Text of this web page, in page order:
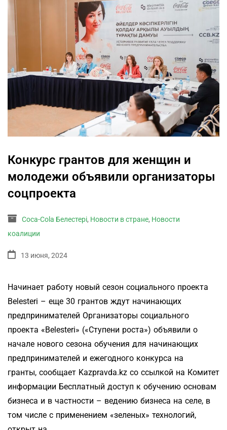
Конкурс грантов для женщин и
молодежи объявили организаторы
соцпроекта
Coca-Cola Белестері, Новости в стране, Новости
коалиции
13 июня, 2024
Начинает работу новый сезон социального проекта
Belesteri – еще 30 грантов ждут начинающих
предпринимателей Организаторы социального
проекта «Belesteri» («Ступени роста») объявили о
начале нового сезона обучения для начинающих
предпринимателей и ежегодного конкурса на
гранты, сообщает Kazpravda.kz со ссылкой на Комитет
информации Бесплатный доступ к обучению основам
бизнеса и в частности – ведению бизнеса на селе, в
том числе с применением «зеленых» технологий,